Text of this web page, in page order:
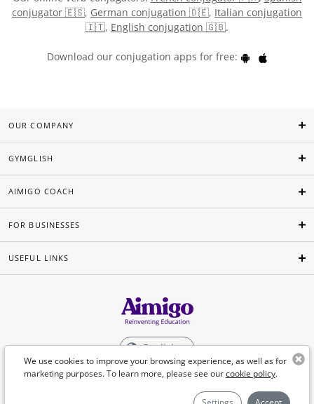
conjugator 🇪🇸, German conjugation 🇩🇪, Italian conjugation
🇮🇹, English conjugation 🇬🇧.
Download our conjugation apps for free:
We use cookies to improve your browsing experience, as well as for
marketing purposes. To learn more, please see ourcookie policy.
OUR COMPANY
GYMGLISH
AIMIGO COACH
FOR BUSINESSES
USEFUL LINKS
English
©Aimigo 2026